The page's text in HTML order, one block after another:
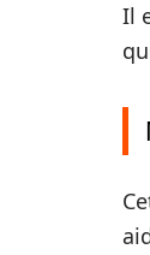
Il